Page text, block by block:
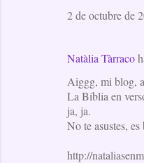
2 de octubre de
Natàlia Tàrraco
Aiggg, mi blog,
La Bíblia en
ja, ja.
No te asustes,
http://